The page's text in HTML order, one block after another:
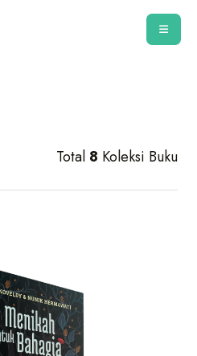
Total 8 Koleksi Buku